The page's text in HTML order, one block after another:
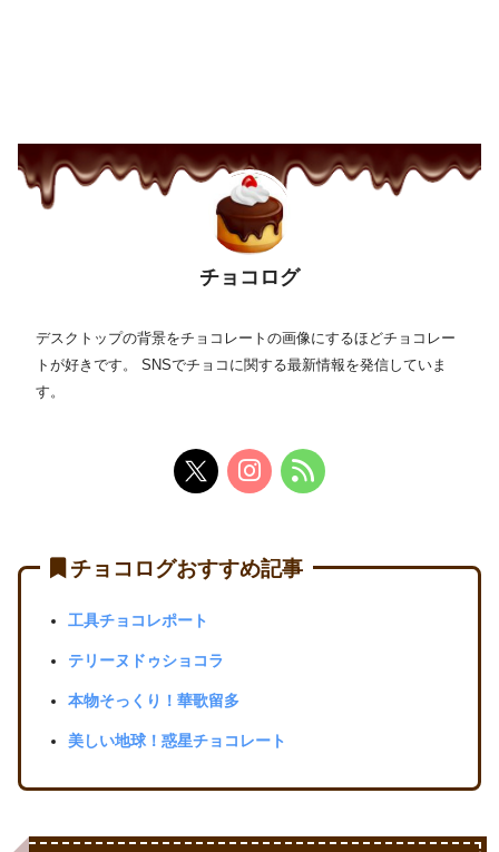
チョコログ
デスクトップの背景をチョコレートの画像にするほどチョコレー
トが好きです。 SNSでチョコに関する最新情報を発信していま
す。
チョコログおすすめ記事
工具チョコレポート
テリーヌドゥショコラ
本物そっくり！華歌留多
美しい地球！惑星チョコレート